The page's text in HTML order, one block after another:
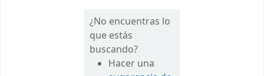
¿No encuentras lo
que estás
buscando?
Hacer una